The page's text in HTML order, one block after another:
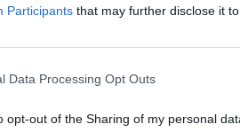
Participants that may further disclose it
Data Processing Opt Outs
opt-out of the Sharing of my personal
σκηνικού είναι οι
Μητσοτάκης και στις
την πρωθυπουργία.
θεωρεί